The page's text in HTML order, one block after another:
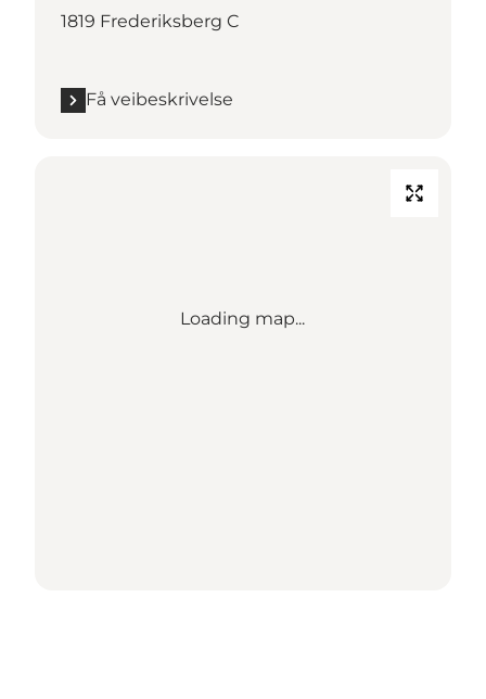
1819 Frederiksberg C
Få veibeskrivelse
Loading map...